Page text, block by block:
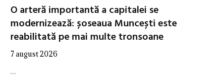
O arteră importantă a capitalei se
modernizează: șoseaua Muncești este
reabilitată pe mai multe tronsoane
7 august 2026
…